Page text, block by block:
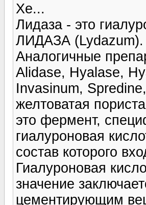
Хе...
Лидаза - это
ЛИДАЗА (Lydazum).
Аналогичные
Аlidase, Нуаlase,
Invasinum,
желтоватая
это фермент,
гиалуроновая
состав которого
Гиалуроновая
значение
цементирующим